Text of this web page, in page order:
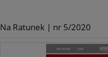
Na Ratunek | nr 5/2020